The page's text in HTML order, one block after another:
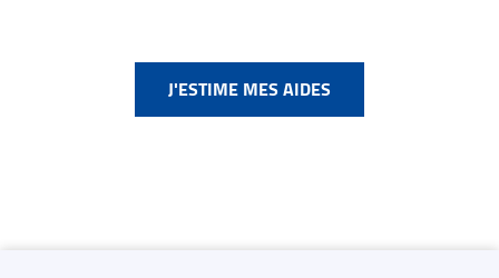
J'ESTIME MES AIDES